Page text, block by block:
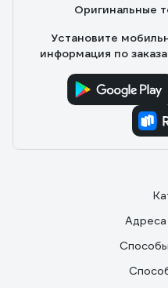
Оригинальные
Установите
информация по
Адреса